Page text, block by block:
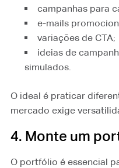
campanhas para
e-mails
variações de CTA;
ideias de
simulados.
O ideal é praticar
mercado exige
4. Monte um
O portfólio é essencial